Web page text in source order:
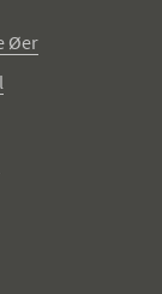
Øer